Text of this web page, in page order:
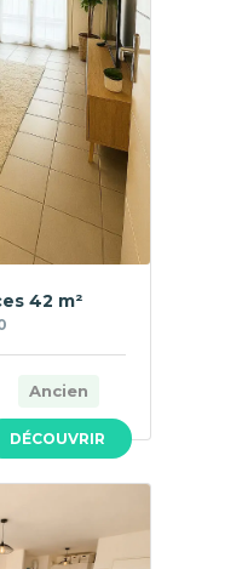
DÉCOUVRIR
42 m²
Ancien